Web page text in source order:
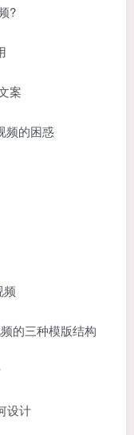
?
案
频的困惑
频
的三种模版结构
设计